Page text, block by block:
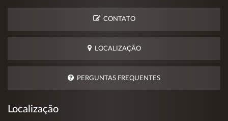
CONTATO
LOCALIZAÇÃO
PERGUNTAS FREQUENTES
Localização